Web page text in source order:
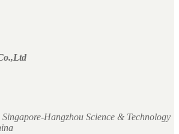
Hangzhou Science & Technology